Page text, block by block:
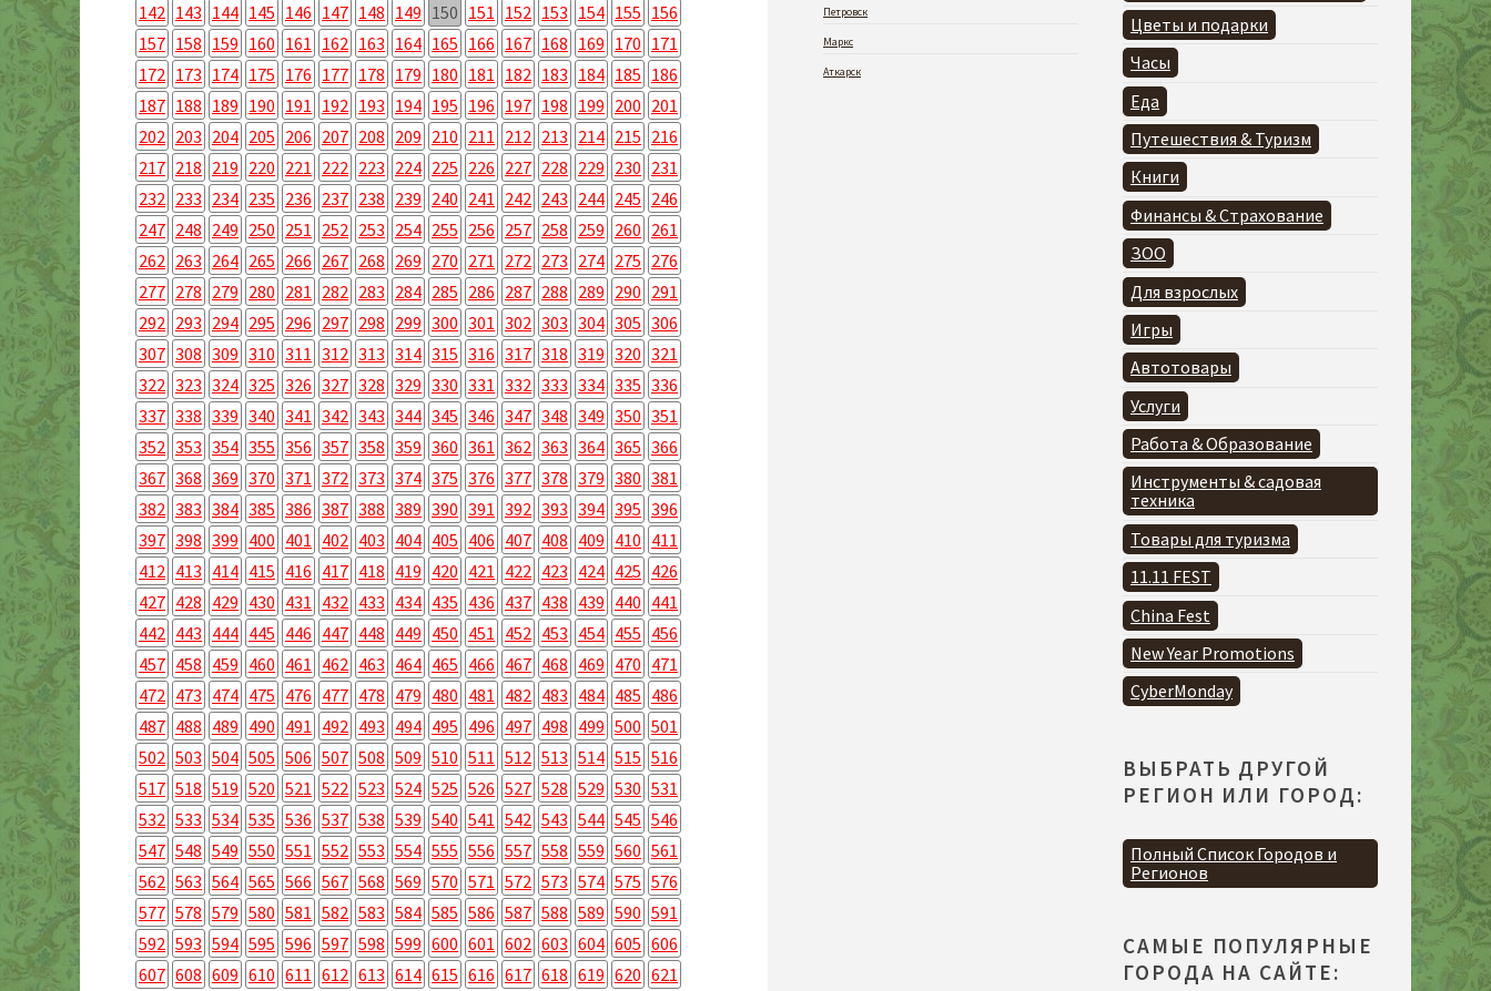
142 143 144 145 146 147 148 149 150 151 152 153 154 155 156
157 158 159 160 161 162 163 164 165 166 167 168 169 170 171
172 173 174 175 176 177 178 179 180 181 182 183 184 185 186
187 188 189 190 191 192 193 194 195 196 197 198 199 200 201
202 203 204 205 206 207 208 209 210 211 212 213 214 215 216
217 218 219 220 221 222 223 224 225 226 227 228 229 230 231
232 233 234 235 236 237 238 239 240 241 242 243 244 245 246
247 248 249 250 251 252 253 254 255 256 257 258 259 260 261
262 263 264 265 266 267 268 269 270 271 272 273 274 275 276
277 278 279 280 281 282 283 284 285 286 287 288 289 290 291
292 293 294 295 296 297 298 299 300 301 302 303 304 305 306
307 308 309 310 311 312 313 314 315 316 317 318 319 320 321
322 323 324 325 326 327 328 329 330 331 332 333 334 335 336
337 338 339 340 341 342 343 344 345 346 347 348 349 350 351
352 353 354 355 356 357 358 359 360 361 362 363 364 365 366
367 368 369 370 371 372 373 374 375 376 377 378 379 380 381
382 383 384 385 386 387 388 389 390 391 392 393 394 395 396
397 398 399 400 401 402 403 404 405 406 407 408 409 410 411
412 413 414 415 416 417 418 419 420 421 422 423 424 425 426
427 428 429 430 431 432 433 434 435 436 437 438 439 440 441
442 443 444 445 446 447 448 449 450 451 452 453 454 455 456
457 458 459 460 461 462 463 464 465 466 467 468 469 470 471
472 473 474 475 476 477 478 479 480 481 482 483 484 485 486
487 488 489 490 491 492 493 494 495 496 497 498 499 500 501
502 503 504 505 506 507 508 509 510 511 512 513 514 515 516
517 518 519 520 521 522 523 524 525 526 527 528 529 530 531
532 533 534 535 536 537 538 539 540 541 542 543 544 545 546
547 548 549 550 551 552 553 554 555 556 557 558 559 560 561
562 563 564 565 566 567 568 569 570 571 572 573 574 575 576
577 578 579 580 581 582 583 584 585 586 587 588 589 590 591
592 593 594 595 596 597 598 599 600 601 602 603 604 605 606
607 608 609 610 611 612 613 614 615 616 617 618 619 620 621
Петровск
Маркс
Аткарск
Цветы и подарки
Часы
Еда
Путешествия & Туризм
Книги
Финансы & Страхование
ЗОО
Для взрослых
Игры
Автотовары
Услуги
Работа & Образование
Инструменты & садовая
техника
Товары для туризма
11.11 FEST
China Fest
New Year Promotions
CyberMonday
ВЫБРАТЬ ДРУГОЙ
РЕГИОН ИЛИ ГОРОД:
Полный Список Городов и
Регионов
САМЫЕ ПОПУЛЯРНЫЕ
ГОРОДА НА САЙТЕ: